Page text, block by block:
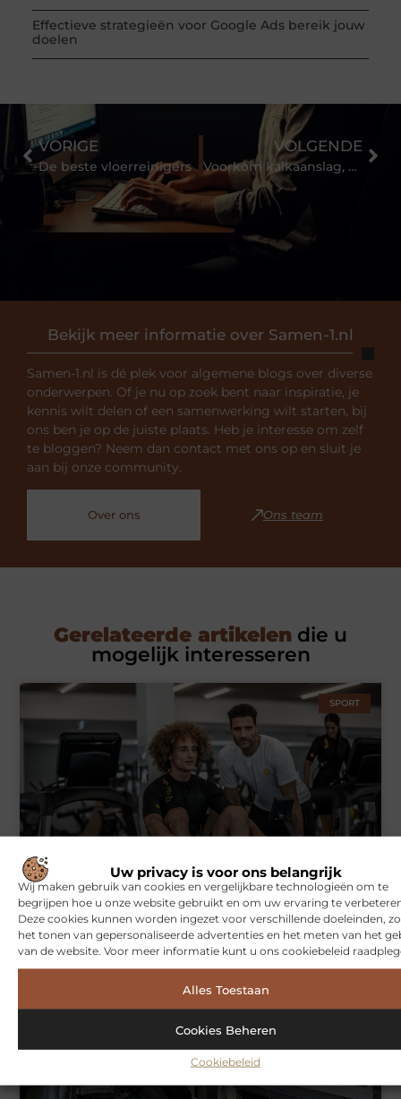
Uw privacy is voor ons belangrijk
Wij maken gebruik van cookies en vergelijkbare technologieën om te
begrijpen hoe u onze website gebruikt en om uw ervaring te
Deze cookies kunnen worden ingezet voor verschillende doeleinden,
het tonen van gepersonaliseerde advertenties en het meten van het
van de website. Voor meer informatie kunt u ons cookiebeleid
Alles Toestaan
Cookies Beheren
Cookiebeleid
Effectieve strategieën voor Google Ads bereik jouw
doelen
Bekijk meer informatie over Samen-1.nl
Samen-1.nl is dé plek voor algemene blogs over diverse
onderwerpen. Of je nu op zoek bent naar inspiratie, je
kennis wilt delen of een samenwerking wilt starten, bij
ons ben je op de juiste plaats. Heb je interesse om zelf
te bloggen? Neem dan contact met ons op en sluit je
aan bij onze community.
Over ons Ons team
VORIGE
De beste vloerreinigers
VOLGENDE
Voorkom kalkaanslag, zachter water met een Waterontharder van Gorodal
Gerelateerde artikelen die u
mogelijk interesseren
SPORT
Symbiont360: Innovatieve EMS-training in Utrecht voor een
effectieve workout
WONINGEN